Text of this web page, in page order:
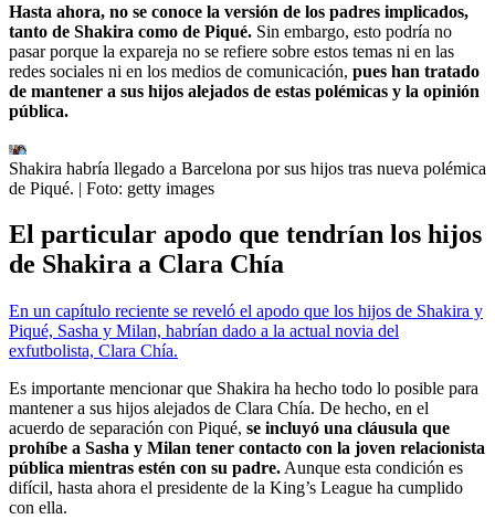
Hasta ahora, no se conoce la versión de los padres implicados,
tanto de Shakira como de Piqué. Sin embargo, esto podría no
pasar porque la expareja no se refiere sobre estos temas ni en las
redes sociales ni en los medios de comunicación, pues han tratado
de mantener a sus hijos alejados de estas polémicas y la opinión
pública.
Shakira habría llegado a Barcelona por sus hijos tras nueva polémica
de Piqué. | Foto: getty images
El particular apodo que tendrían los hijos
de Shakira a Clara Chía
En un capítulo reciente se reveló el apodo que los hijos de Shakira y
Piqué, Sasha y Milan, habrían dado a la actual novia del
exfutbolista, Clara Chía.
Es importante mencionar que Shakira ha hecho todo lo posible para
mantener a sus hijos alejados de Clara Chía. De hecho, en el
acuerdo de separación con Piqué, se incluyó una cláusula que
prohíbe a Sasha y Milan tener contacto con la joven relacionista
pública mientras estén con su padre. Aunque esta condición es
difícil, hasta ahora el presidente de la King’s League ha cumplido
con ella.